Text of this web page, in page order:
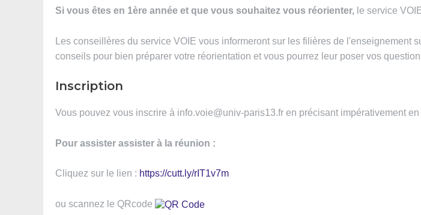
Si vous êtes en 1ère année et que vous souhaitez vous réorienter, le service
Les conseillères du service VOIE vous informeront sur les filières de
conseils pour bien préparer votre réorientation et vous pourrez leur poser vos
Inscription
Vous pouvez vous inscrire à info.voie@univ-paris13.fr en précisant impérativement en
Pour assister assister à la réunion :
Cliquez sur le lien : https://cutt.ly/rIT1v7m
ou scannez le QRcode